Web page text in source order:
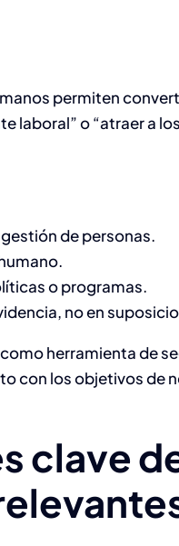
permiten
laboral” o “atraer a
de personas.
o programas.
no en
herramienta de
con los objetivos de
clave